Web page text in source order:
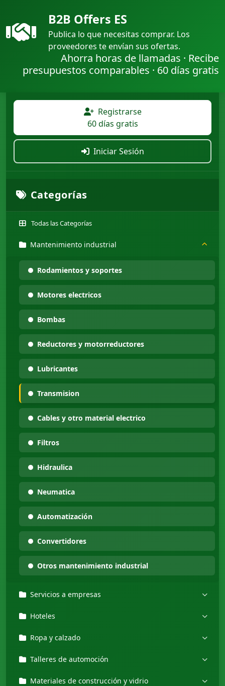
B2B Offers ES
Publica lo que necesitas comprar. Los
proveedores te envían sus ofertas.
Ahorra horas de llamadas · Recibe
presupuestos comparables · 60 días gratis
Registrarse
60 días gratis
Iniciar Sesión
Categorías
Todas las Categorías
Mantenimiento industrial
Rodamientos y soportes
Motores electricos
Bombas
Reductores y motorreductores
Lubricantes
Transmision
Cables y otro material electrico
Filtros
Hidraulica
Neumatica
Automatización
Convertidores
Otros mantenimiento industrial
Servicios a empresas
Hoteles
Ropa y calzado
Talleres de automoción
Materiales de construcción y vidrio